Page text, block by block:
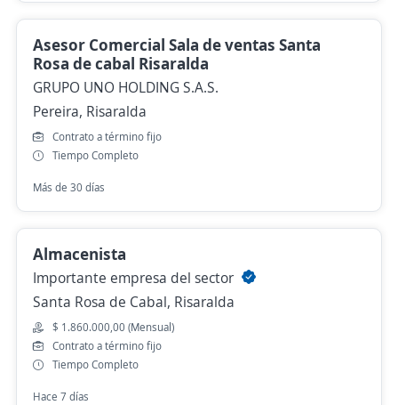
Asesor Comercial Sala de ventas Santa
Rosa de cabal Risaralda
GRUPO UNO HOLDING S.A.S.
Pereira, Risaralda
Contrato a término fijo
Tiempo Completo
Más de 30 días
Almacenista
Importante empresa del sector
Santa Rosa de Cabal, Risaralda
$ 1.860.000,00 (Mensual)
Contrato a término fijo
Tiempo Completo
Hace 7 días